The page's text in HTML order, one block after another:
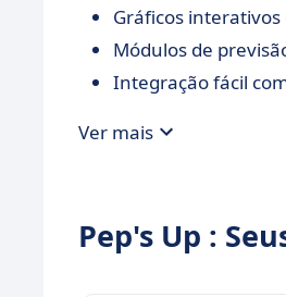
Gráficos
Módulos de
Integração fácil
Ver mais
Pep's Up :